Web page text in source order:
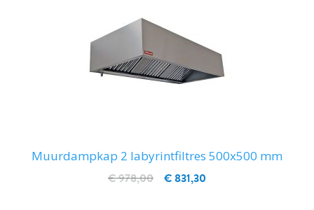
Muurdampkap 2 labyrintfiltres 500x500 mm
€ 831,30
€ 978,00